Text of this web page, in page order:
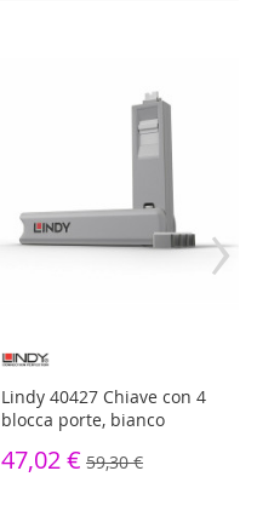
Lindy 40427 Chiave con 4
blocca porte, bianco
47,02 € 59,30 €
›